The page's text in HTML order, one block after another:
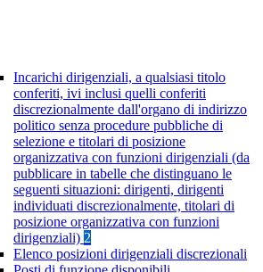
Incarichi dirigenziali, a qualsiasi titolo
conferiti, ivi inclusi quelli conferiti
discrezionalmente dall'organo di indirizzo
politico senza procedure pubbliche di
selezione e titolari di posizione
organizzativa con funzioni dirigenziali (da
pubblicare in tabelle che distinguano le
seguenti situazioni: dirigenti, dirigenti
individuati discrezionalmente, titolari di
posizione organizzativa con funzioni
dirigenziali) 2
Elenco posizioni dirigenziali discrezionali